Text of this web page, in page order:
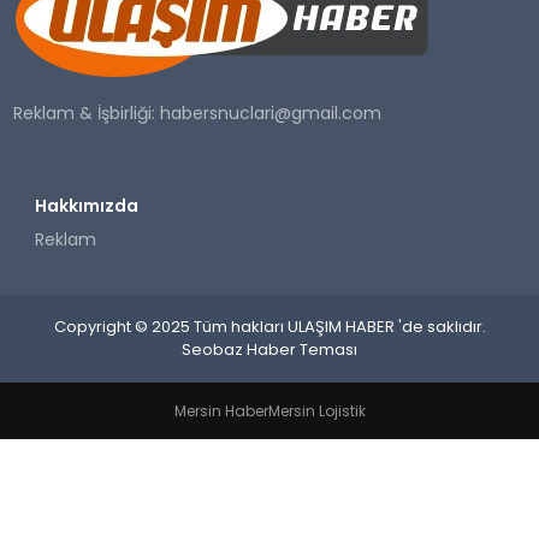
SAĞLIK
YAŞAM
Reklam & İşbirliği:habersnuclari@gmail.com
Hakkımızda
Reklam
Copyright © 2025 Tüm hakları ULAŞIM HABER 'de saklıdır.
Seobaz Haber Teması
Mersin HaberMersin Lojistik